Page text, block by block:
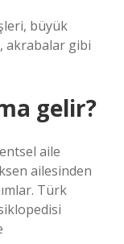
büyük
akrabalar gibi
gelir?
aile
ailesinden
Türk